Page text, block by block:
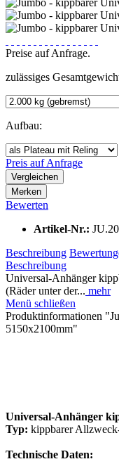
Preise auf Anfrage.
zulässiges
Aufbau:
Preis auf Anfrage
Vergleichen
Merken
Bewerten
Artikel-Nr.:
Beschreibung
Beschreibung
Universal-Anhänger
(Räder unter der... mehr
Menü schließen
Produktinformationen
5150x2100mm"
Universal-Anhänger
Typ: kippbarer
Technische Daten: